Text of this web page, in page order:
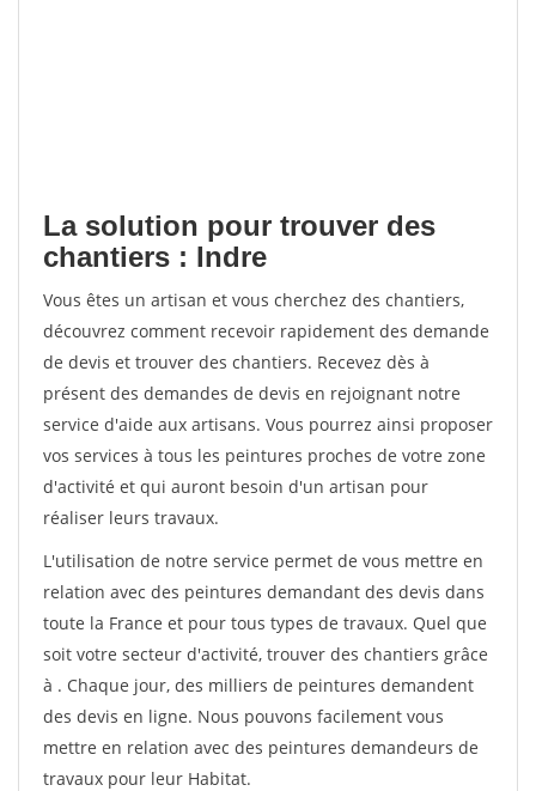
La solution pour trouver des
chantiers : Indre
Vous êtes un artisan et vous cherchez des chantiers,
découvrez comment recevoir rapidement des demande
de devis et trouver des chantiers. Recevez dès à
présent des demandes de devis en rejoignant notre
service d'aide aux artisans. Vous pourrez ainsi proposer
vos services à tous les peintures proches de votre zone
d'activité et qui auront besoin d'un artisan pour
réaliser leurs travaux.
L'utilisation de notre service permet de vous mettre en
relation avec des peintures demandant des devis dans
toute la France et pour tous types de travaux. Quel que
soit votre secteur d'activité, trouver des chantiers grâce
à . Chaque jour, des milliers de peintures demandent
des devis en ligne. Nous pouvons facilement vous
mettre en relation avec des peintures demandeurs de
travaux pour leur Habitat.